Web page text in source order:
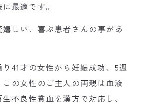
最適です。
しい、喜ぶ患者さんの事があ
41才の女性から妊娠成功、5週
この女性のご主人の両親は血液
不良性貧血を漢方で対応し、